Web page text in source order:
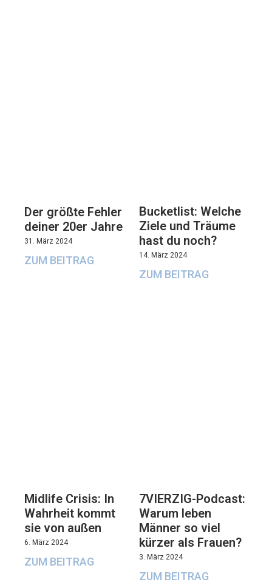
Der größte Fehler
deiner 20er Jahre
31. März 2024
ZUM BEITRAG
Bucketlist: Welche
Ziele und Träume
hast du noch?
14. März 2024
ZUM BEITRAG
Midlife Crisis: In
Wahrheit kommt
sie von außen
6. März 2024
ZUM BEITRAG
7VIERZIG-Podcast:
Warum leben
Männer so viel
kürzer als Frauen?
3. März 2024
ZUM BEITRAG